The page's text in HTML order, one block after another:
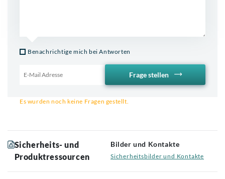
Benachrichtige mich bei Antworten
Frage stellen
Es wurden noch keine Fragen gestellt.
Sicherheits- und
Produktressourcen
Bilder und Kontakte
Sicherheitsbilder und Kontakte